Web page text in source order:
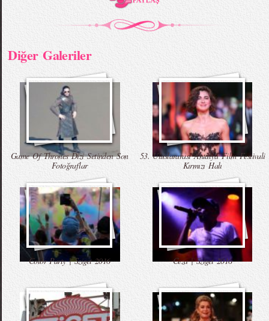
Diğer Galeriler
Game Of Thrones Dizi Setinden Son
Fotoğraflar
53. Uluslararası Antalya Film Festivali
Kırmızı Halı
Color Party | Sziget 2016 Ceza | Sziget 2016